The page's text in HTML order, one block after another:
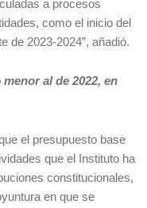
a procesos
como el inicio del
de 2023-2024”, añadió.
al de 2022, en
el presupuesto base
que el Instituto ha
constitucionales,
en que se